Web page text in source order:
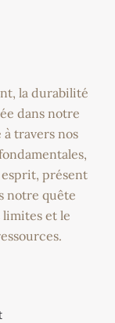
la durabilité
dans notre
travers nos
présent
notre quête
et le